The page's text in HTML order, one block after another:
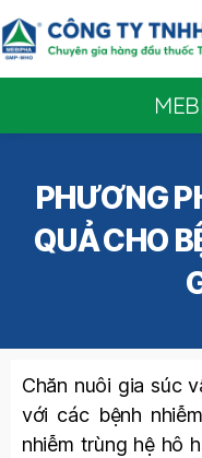
PHƯƠNG
QUẢ CHO
Chăn nuôi gia súc
với các bệnh
nhiễm trùng hệ hô